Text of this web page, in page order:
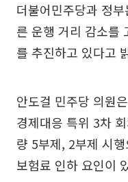
더불어민주당과 정
른 운행 거리 감소를
를 추진하고 있다고
안도걸 민주당 의원
경제대응 특위 3차
량 5부제, 2부제 시
보험료 인하 요인이